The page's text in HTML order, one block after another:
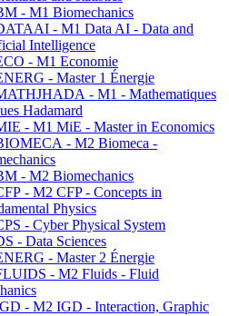
- M1 Biomechanics
- M1 Data AI - Data and
Intelligence
- M1 Economie
- Master 1 Énergie
- M1 - Mathematiques
Hadamard
- M1 MiE - Master in Economics
- M2 Biomeca -
- M2 Biomechanics
- M2 CFP - Concepts in
Physics
- Cyber Physical System
- Data Sciences
- Master 2 Énergie
- M2 Fluids - Fluid
- M2 IGD - Interaction, Graphic